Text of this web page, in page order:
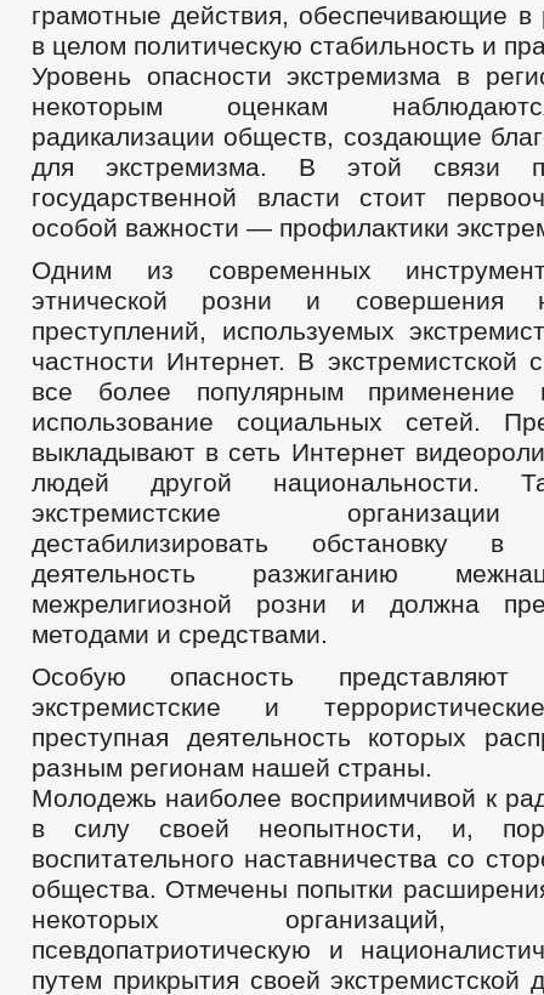
грамотные действия, обеспечивающие в
в целом политическую стабильность и
Уровень опасности экстремизма в
некоторым оценкам
радикализации обществ, создающие
для экстремизма. В этой связи
государственной власти стоит
особой важности — профилактики
Одним из современных
этнической розни и
преступлений, используемых
частности Интернет. В экстремистской
все более популярным применение
использование социальных сетей.
выкладывают в сеть Интернет
людей другой национальности.
экстремистские
дестабилизировать обстановку в
деятельность разжиганию
межрелигиозной розни и должна
методами и средствами.
Особую опасность представляют
экстремистские и
преступная деятельность которых
разным регионам нашей страны.
Молодежь наиболее восприимчивой к
в силу своей неопытности, и,
воспитательного наставничества со
общества. Отмечены попытки
некоторых организаций,
псевдопатриотическую и
путем прикрытия своей экстремистской